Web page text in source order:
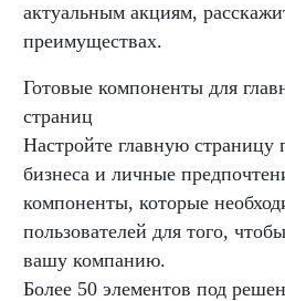
актуальным акциям,
преимуществах.
Готовые компоненты для
страниц
Настройте главную страницу
бизнеса и личные
компоненты, которые
пользователей для того,
вашу компанию.
Более 50 элементов под